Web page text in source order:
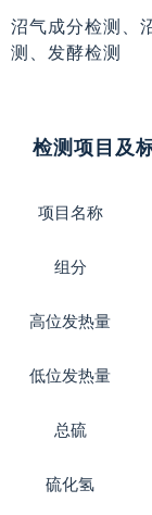
沼气成分检测、
测、发酵检测
检测项目及
项目名称
组分
高位发热量
低位发热量
总硫
硫化氢